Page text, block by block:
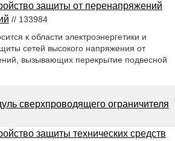
защиты от перенапряжений
// 133984
к области электроэнергетики и
сетей высокого напряжения от
вызывающих перекрытие подвесной
сверхпроводящего ограничителя
защиты технических средств